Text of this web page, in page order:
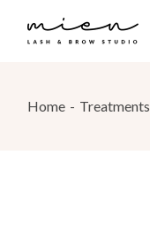
Home Treatments